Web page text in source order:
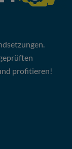
profitieren!